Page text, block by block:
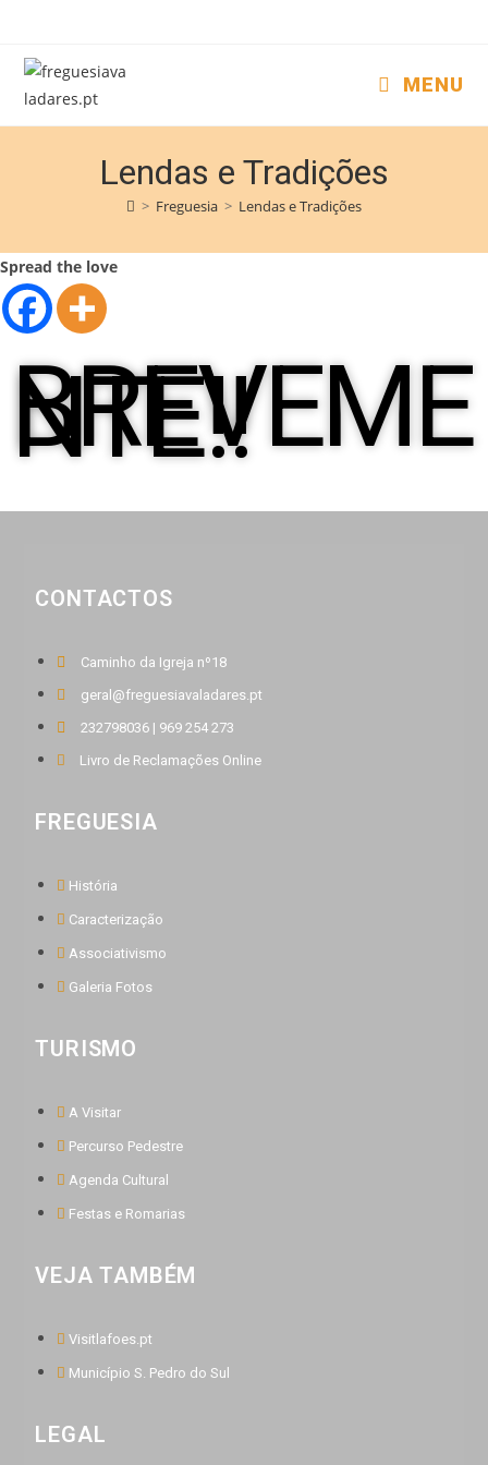
MENU
Lendas e Tradições
> Freguesia > Lendas e Tradições
Spread the love
BREVEME
NTE!!
CONTACTOS
Caminho da Igreja nº18
geral@freguesiavaladares.pt
232798036 | 969 254 273
Livro de Reclamações Online
FREGUESIA
História
Caracterização
Associativismo
Galeria Fotos
TURISMO
A Visitar
Percurso Pedestre
Agenda Cultural
Festas e Romarias
VEJA TAMBÉM
Visitlafoes.pt
Município S. Pedro do Sul
LEGAL